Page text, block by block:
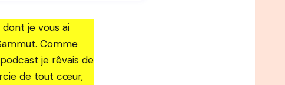
je vous ai
Comme
je rêvais de
de tout cœur,